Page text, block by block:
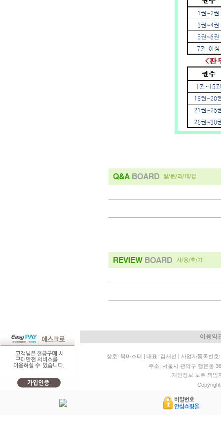
이용약
상호: 북마스터 | 대표: 김재선 | 사업자등록번
주소: 서울시 관악구 행운
개인정보 보호 책임